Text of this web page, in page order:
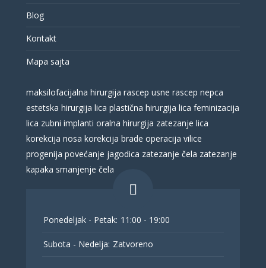
Blog
Kontakt
Mapa sajta
maksilofacijalna hirurgija rascep usne rascep nepca
estetska hirurgija lica plastična hirurgija lica feminizacija
lica zubni implanti oralna hirurgija zatezanje lica
korekcija nosa korekcija brade operacija vilice
progenija povećanje jagodica zatezanje čela zatezanje
kapaka smanjenje čela
Ponedeljak - Petak: 11:00 - 19:00
Subota - Nedelja: Zatvoreno